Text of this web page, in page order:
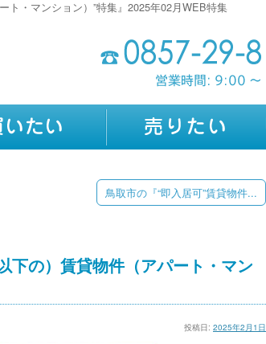
ト・マンション）”特集』2025年02月WEB特集
鳥取市の『“即入居可”賃貸物件...
下の）賃貸物件（アパート・マン
投稿日: 2025年2月1日